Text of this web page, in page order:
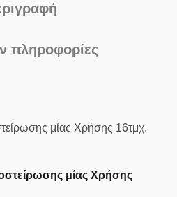
πληροφορίες
μίας Χρήσης 16τμχ.
μίας Χρήσης